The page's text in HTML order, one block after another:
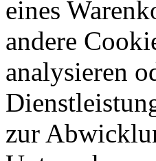
eines
andere
analysieren
zur